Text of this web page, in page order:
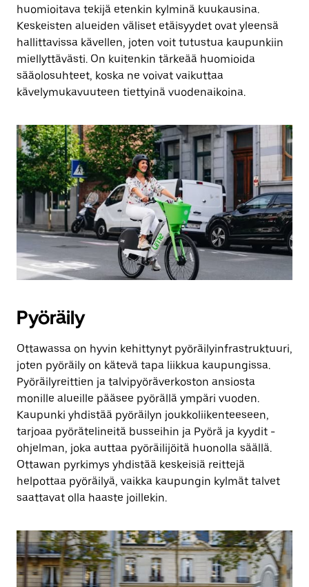
huomioitava tekijä etenkin kylminä kuukausina.
Keskeisten alueiden väliset etäisyydet ovat yleensä
hallittavissa kävellen, joten voit tutustua kaupunkiin
miellyttävästi. On kuitenkin tärkeää huomioida
sääolosuhteet, koska ne voivat vaikuttaa
kävelymukavuuteen tiettyinä vuodenaikoina.
Pyöräily
Ottawassa on hyvin kehittynyt pyöräilyinfrastruktuuri,
joten pyöräily on kätevä tapa liikkua kaupungissa.
Pyöräilyreittien ja talvipyöräverkoston ansiosta
monille alueille pääsee pyörällä ympäri vuoden.
Kaupunki yhdistää pyöräilyn joukkoliikenteeseen,
tarjoaa pyörätelineitä busseihin ja Pyörä ja kyydit -
ohjelman, joka auttaa pyöräilijöitä huonolla säällä.
Ottawan pyrkimys yhdistää keskeisiä reittejä
helpottaa pyöräilyä, vaikka kaupungin kylmät talvet
saattavat olla haaste joillekin.